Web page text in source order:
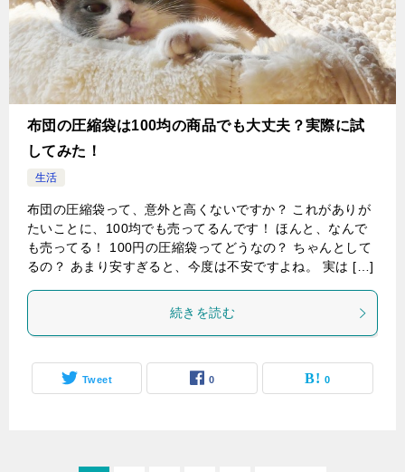
布団の圧縮袋は100均の商品でも大丈夫？実際に試
してみた！
生活
布団の圧縮袋って、意外と高くないですか？ これがありが
たいことに、100均でも売ってるんです！ ほんと、なんで
も売ってる！ 100円の圧縮袋ってどうなの？ ちゃんとして
るの？ あまり安すぎると、今度は不安ですよね。 実は […]
続きを読む
Tweet 0 0